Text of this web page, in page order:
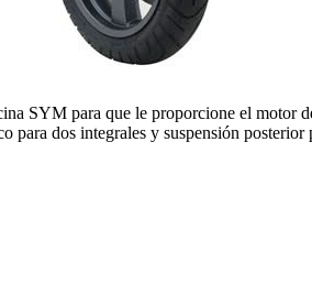
SYM para que le proporcione el
para dos integrales y suspensión